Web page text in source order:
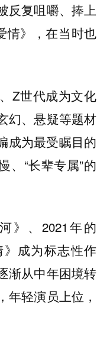
反复咀嚼、捧上
情》，在当时也
Z世代成为文化
幻、悬疑等题材
成为最受瞩目的
、“长辈专属”的
》、2021年的
》成为标志性作
渐从中年困境转
年轻演员上位，